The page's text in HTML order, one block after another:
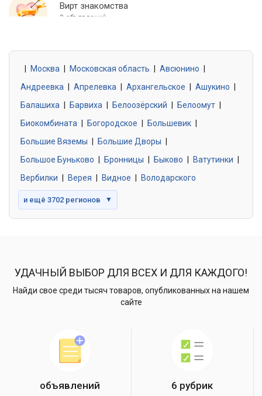
Вирт знакомства
0 объявлений
0 объявлений
Знакомства без обязательств
0 объявлений
Москва Московская область Авсюнино
Андреевка
Апрелевка Архангельское Ашукино
Балашиха
Барвиха Белоозёрский Белоомут
Биокомбината
Богородское Большевик
Большие Вяземы
Большие Дворы
Большое Буньково
Бронницы Быково Ватутинки
Вербилки
Верея Видное Володарского
и ещё 3702 регионов ▼
УДАЧНЫЙ ВЫБОР ДЛЯ ВСЕХ И ДЛЯ КАЖДОГО!
Найди свое среди тысяч товаров, опубликованных на нашем
сайте
объявлений 6 рубрик